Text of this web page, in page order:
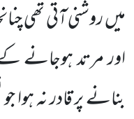
میں روشنی آتی تھی
اور مرتد ہوجانے
بنانے پر قادر نہ ہوا